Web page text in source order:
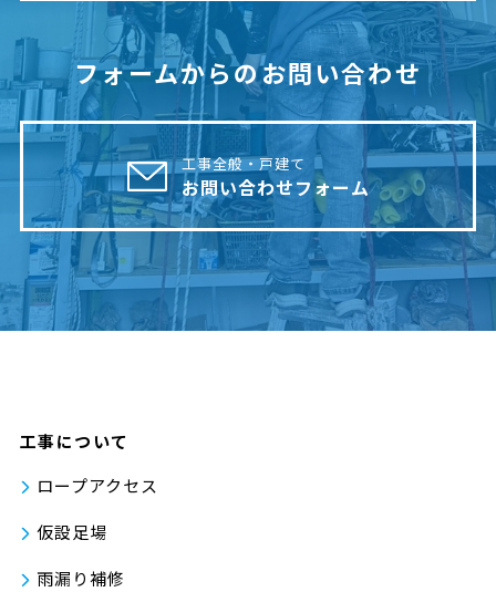
フォームからのお問い合わせ
工事全般・戸建て
お問い合わせフォーム
工事について
ロープアクセス
仮設足場
雨漏り補修